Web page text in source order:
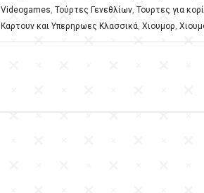
Videogames, Τούρτες Γενεθλίων, Τουρτες για
Καρτουν και Υπερηρωες Κλασσικά, Χιουμορ,